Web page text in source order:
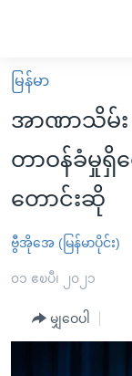
လွယ်ကူ
စေ
များ
ပင်မ
ကျော်
ကြည့်
မူလစာမျက်နှာ
မြန်မာ
ကမ္ဘာ့သတင်းများ
နိုင်ငံတကာ
အစ္စရေး-ပါလက်စ
ဗွီဒီယို
အင်္ဂလိပ်စာလေ့လ
အမေရိကန်သုံးအီဒီ
အပတ်စဉ်ကဏ္ဍများ
ရေဒီယိုနှင့်ရုပ်သံ
မြန်မာ
အာဏာသိမ်း
တာဝန်ခံမှုရှိ
တောင်းဆို
ဗွီအိုအေ (မြန်မာပိုင်း)
၀၁ ဧၿပီ၊ ၂၀၂၁
မျှဝေပါ